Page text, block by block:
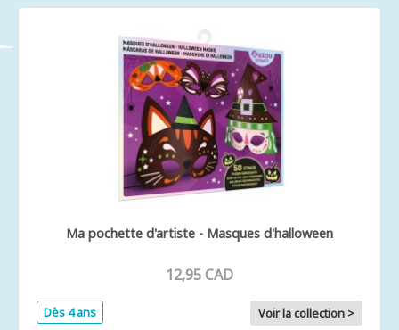
Ma pochette d'artiste - Masques d'halloween
12,95 CAD
Dès 4 ans Voir la collection >